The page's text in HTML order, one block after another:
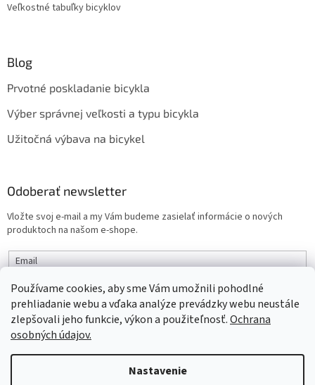
Používame cookies, aby sme Vám umožnili pohodlné
prehliadanie webu a vďaka analýze prevádzky webu neustále
zlepšovali jeho funkcie, výkon a použiteľnosť.Ochrana
osobných údajov.
Nastavenie
Veľkostné tabuľky bicyklov
Blog
Prvotné poskladanie bicykla
Výber správnej veľkosti a typu bicykla
Užitočná výbava na bicykel
Odoberať newsletter
Vložte svoj e-mail a my Vám budeme zasielať informácie o nových
produktoch na našom e-shope.
Email
PRIHLÁSIŤ SA